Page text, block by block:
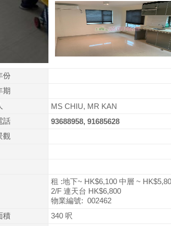
份
期
MS CHIU, MR KAN
話
93688958, 91685628
觀
租 :地下~ HK$6,100 中層 ~
2/F 連天台 HK$6,800
物業編號: 002462
積 340 呎